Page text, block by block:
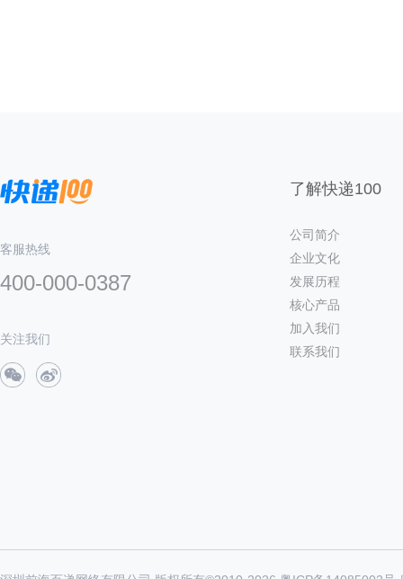
客服热线
400-000-0387
关注我们
了解快递100
公司简介
企业文化
发展历程
核心产品
加入我们
联系我们